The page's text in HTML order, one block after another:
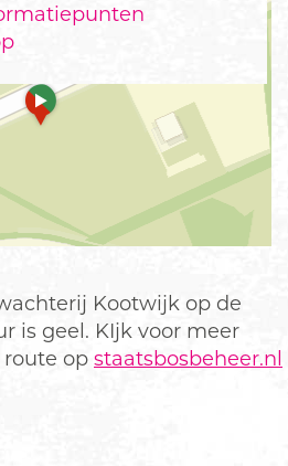
a
d
s
s
Kootwijk op de
is geel. KIjk voor meer
op staatsbosbeheer.nl